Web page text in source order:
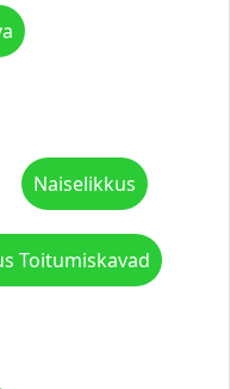
Naiselikkus
Toitumiskavad